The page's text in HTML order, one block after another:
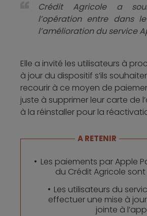
Crédit Agricole a
l’opération entre dans
l’amélioration du service
Elle a invité les utilisateurs à
à jour du dispositif s’ils
recourir à ce moyen de
juste à supprimer leur carte de
à la réinstaller pour la
A RETENIR
Les paiements par Apple
du Crédit Agricole
Les utilisateurs du
effectuer une mise à
jointe à